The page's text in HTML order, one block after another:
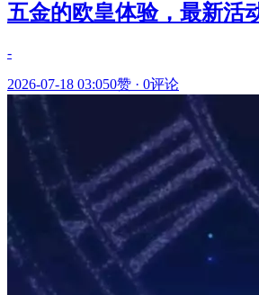
五金的欧皇体验，最新活
-
2026-07-18 03:050赞 · 0评论